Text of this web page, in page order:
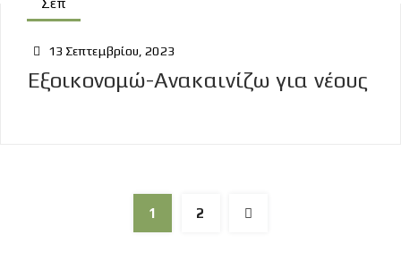
13 Σεπτεμβρίου, 2023
Εξοικονομώ-Ανακαινίζω για νέους
1 2